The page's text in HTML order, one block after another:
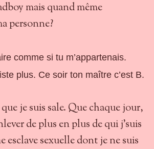
mais quand même
personne?
comme si tu m’appartenais.
plus. Ce soir ton maître c’est B.
je suis sale. Que chaque jour,
de plus en plus de qui j'suis
esclave sexuelle dont je ne suis